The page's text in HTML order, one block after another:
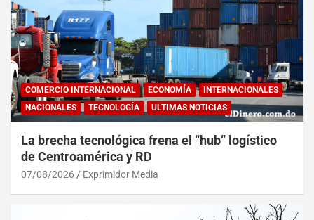
COMERCIO INTERNACIONAL ECONOMÍA
INTERNACIONALES
NACIONALES
TECNOLOGÍA ULTIMAS NOTICIAS
La brecha tecnológica frena el “hub” logístico
de Centroamérica y RD
07/08/2026 Exprimidor Media